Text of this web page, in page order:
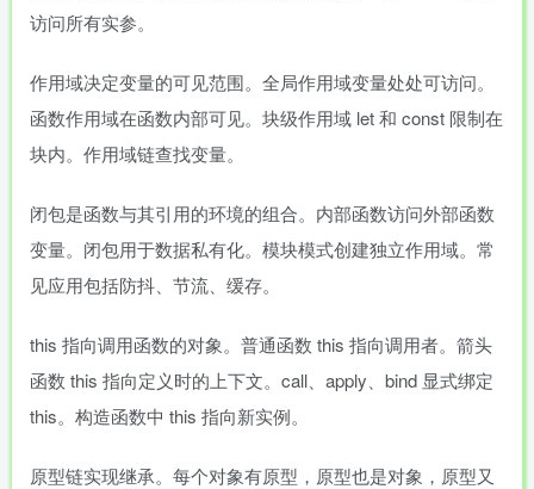
访问所有实参。
作用域决定变量的可见范围。全局作用域变量处处可访问。
函数作用域在函数内部可见。块级作用域 let 和 const 限制在
块内。作用域链查找变量。
闭包是函数与其引用的环境的组合。内部函数访问外部函数
变量。闭包用于数据私有化。模块模式创建独立作用域。常
见应用包括防抖、节流、缓存。
this 指向调用函数的对象。普通函数 this 指向调用者。箭头
函数 this 指向定义时的上下文。call、apply、bind 显式绑定
this。构造函数中 this 指向新实例。
原型链实现继承。每个对象有原型，原型也是对象，原型又